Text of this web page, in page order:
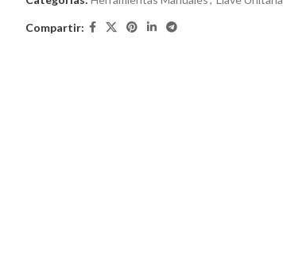
Compartir: